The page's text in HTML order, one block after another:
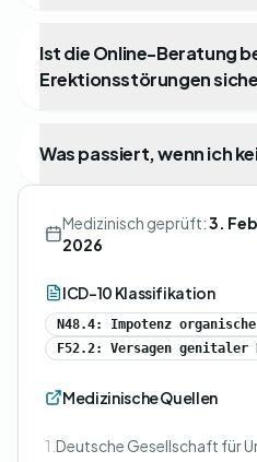
Ist die Online-Beratung
Erektionsstörungen
Was passiert, wenn ich
Medizinisch geprüft:3.
2026
ICD-10 Klassifikation
N48.4: Impotenz
F52.2: Versagen genitaler
Medizinische Quellen
1. Deutsche Gesellschaft für